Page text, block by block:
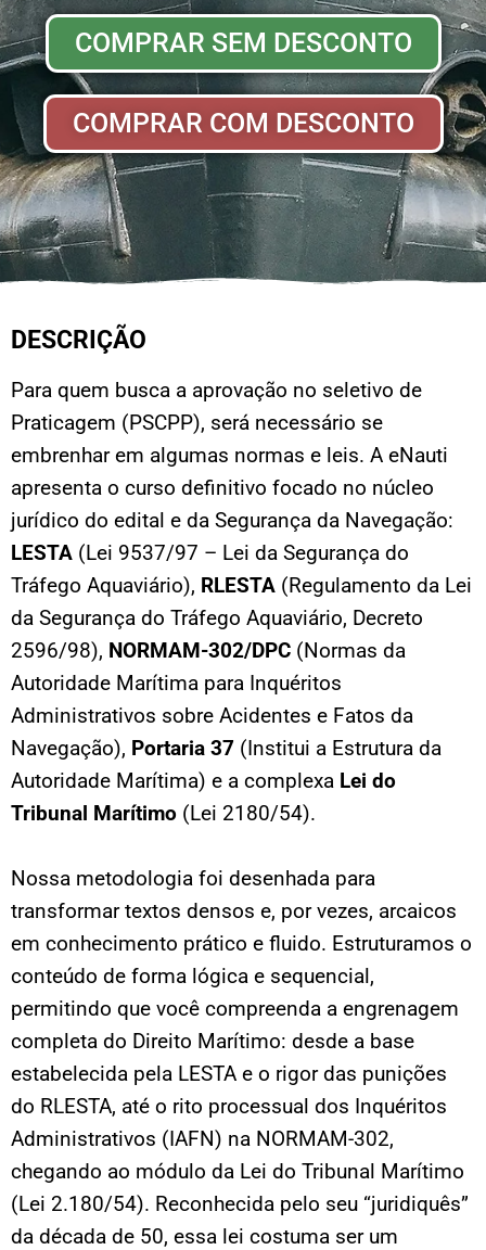
COMPRAR SEM DESCONTO
COMPRAR COM DESCONTO
DESCRIÇÃO
Para quem busca a aprovação no seletivo de
Praticagem (PSCPP), será necessário se
embrenhar em algumas normas e leis. A eNauti
apresenta o curso definitivo focado no núcleo
jurídico do edital e da Segurança da Navegação:
LESTA (Lei 9537/97 – Lei da Segurança do
Tráfego Aquaviário), RLESTA (Regulamento da Lei
da Segurança do Tráfego Aquaviário, Decreto
2596/98), NORMAM-302/DPC (Normas da
Autoridade Marítima para Inquéritos
Administrativos sobre Acidentes e Fatos da
Navegação), Portaria 37 (Institui a Estrutura da
Autoridade Marítima) e a complexa Lei do
Tribunal Marítimo (Lei 2180/54).
Nossa metodologia foi desenhada para
transformar textos densos e, por vezes, arcaicos
em conhecimento prático e fluido. Estruturamos o
conteúdo de forma lógica e sequencial,
permitindo que você compreenda a engrenagem
completa do Direito Marítimo: desde a base
estabelecida pela LESTA e o rigor das punições
do RLESTA, até o rito processual dos Inquéritos
Administrativos (IAFN) na NORMAM-302,
chegando ao módulo da Lei do Tribunal Marítimo
(Lei 2.180/54). Reconhecida pelo seu “juridiquês”
da década de 50, essa lei costuma ser um